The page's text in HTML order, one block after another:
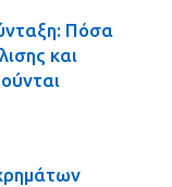
Πόσα
και